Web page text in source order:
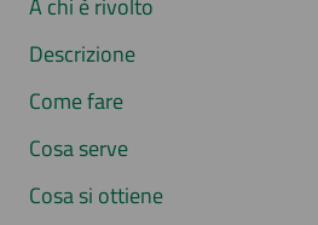
A chi è rivolto
Descrizione
Come fare
Cosa serve
Cosa si ottiene